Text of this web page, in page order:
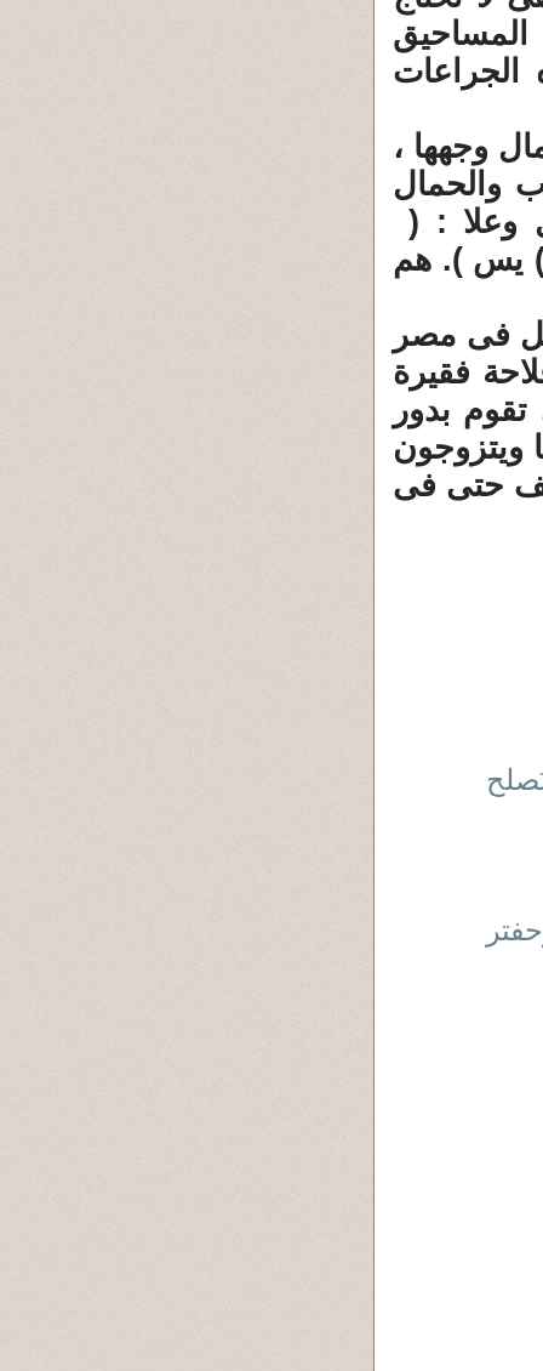
الجراعات
وجهها ،
والحمال
وعلا : (
نُعَمِّرْهُ نُنَكِّسْهُ فِي الْخَلْقِ أَفَلا يَعْقِلُونَ (68) يس ). هم
فى مصر
فقيرة
بدور
ويتزوجون
حتى فى